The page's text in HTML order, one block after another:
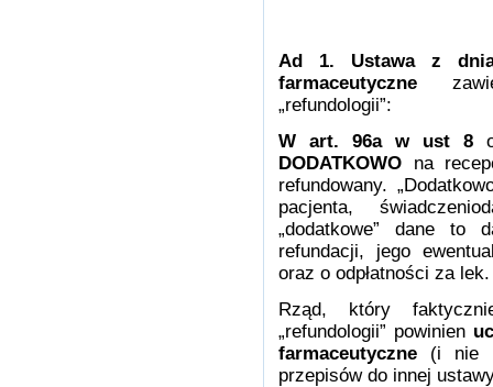
Ad 1. Ustawa z
farmaceutyczne
„refundologii”:
W art. 96a w ust 8
DODATKOWO na
refundowany.
pacjenta,
„dodatkowe” dane to
refundacji, jego
oraz o odpłatności za lek.
Rząd, który
„refundologii” powinien
farmaceutyczne (i nie
przepisów do innej